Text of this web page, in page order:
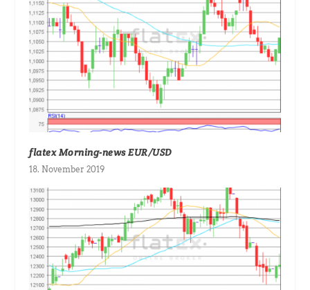
flatex Morning-news EUR/USD
18. November 2019